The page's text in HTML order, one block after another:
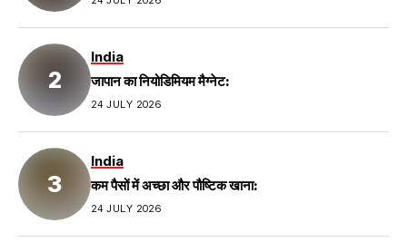
India
जापान का नियोडिमियम मैग्नेट:
24 JULY 2026
India
कम पैसों में अच्छा और पौष्टिक खाना:
24 JULY 2026